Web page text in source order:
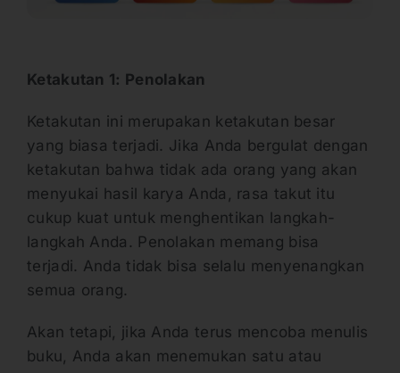
Ketakutan 1: Penolakan
Ketakutan ini merupakan ketakutan besar
yang biasa terjadi. Jika Anda bergulat dengan
ketakutan bahwa tidak ada orang yang akan
menyukai hasil karya Anda, rasa takut itu
cukup kuat untuk menghentikan langkah-
langkah Anda. Penolakan memang bisa
terjadi. Anda tidak bisa selalu menyenangkan
semua orang.
Akan tetapi, jika Anda terus mencoba menulis
buku, Anda akan menemukan satu atau